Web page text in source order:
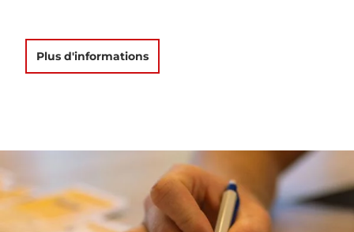
Plus d'informations